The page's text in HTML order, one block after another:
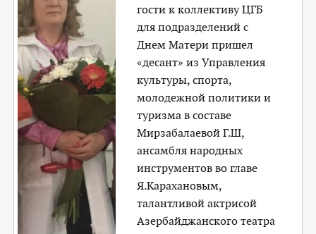
гости к коллективу ЦГБ
для подразделений с
Днем Матери пришел
«десант» из Управления
культуры, спорта,
молодежной политики и
туризма в составе
Мирзабалаевой Г.Ш,
ансамбля народных
инструментов во главе
Я.Карахановым,
талантливой актрисой
Азербайджанского театра